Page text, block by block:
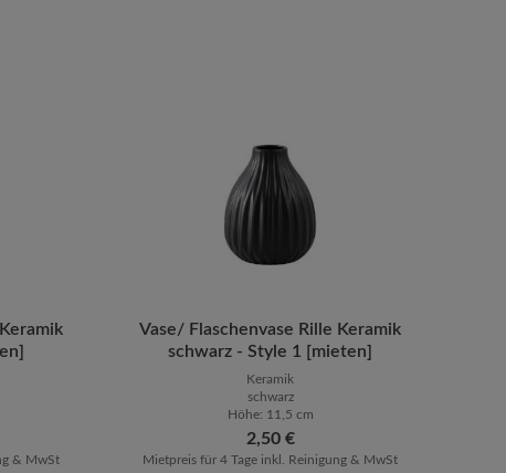
um die Anzahl zu erhöhen oder zu
benutze die Schaltflächen um die
den gewünschten Wert ein oder
& MwSt
Produkt Anzahl: Gib den
Vase/ Flaschenvase Rille Keramik
schwarz - Style 1 [mieten]
Keramik
schwarz
Höhe: 11,5 cm
Regulärer Preis:
2,50 €
Mietpreis für 4 Tage inkl. Reinigung & MwSt